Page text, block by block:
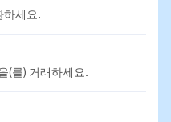
하세요.
(를) 거래하세요.